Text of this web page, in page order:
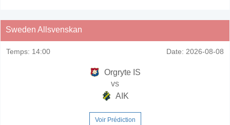
Sweden Allsvenskan
Temps: 14:00 Date: 2026-08-08
Orgryte IS
vs
AIK
Voir Prédiction